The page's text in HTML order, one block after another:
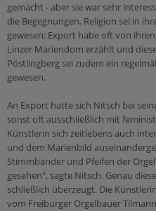
Heilige Zeiten
Kirchenjahr
Farben & Symbole
Orte & Worte
Dienste
Selige & Heilige
Glaube
Gott
Beratung
wieder eintreten!
Ehe & Beziehung
Missbrauch & Gewalt
Prävention & Kinder/
Sekten &
Schulamt
Ordinariat
gemacht - aber sie war sehr
die Begegnungen. Religion sei in
gewesen: Export habe oft von
Linzer Mariendom erzählt und
Pöstlingberg sei zudem ein
gewesen.
An Export hatte sich Nitsch bei
sonst oft ausschließlich mit
Künstlerin sich zeitlebens auch
und dem Marienbild
Stimmbänder und Pfeifen der
gesehen", sagte Nitsch. Genau
schließlich überzeugt. Die
vom Freiburger Orgelbauer